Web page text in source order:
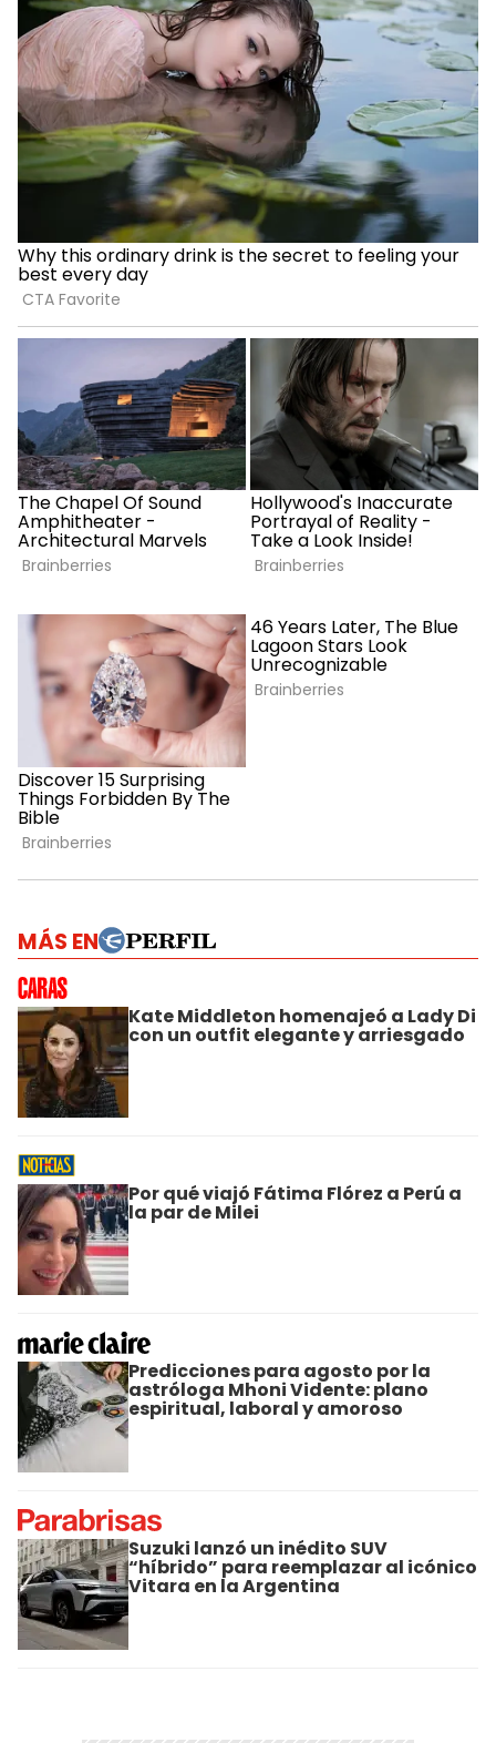
MÁS EN
Kate Middleton homenajeó a Lady Di
con un outfit elegante y arriesgado
Por qué viajó Fátima Flórez a Perú a
la par de Milei
Predicciones para agosto por la
astróloga Mhoni Vidente: plano
espiritual, laboral y amoroso
Suzuki lanzó un inédito SUV
“híbrido” para reemplazar al icónico
Vitara en la Argentina